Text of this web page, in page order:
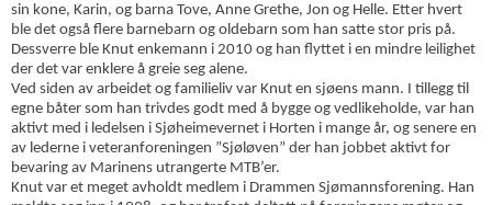
sin kone, Karin, og barna Tove, Anne Grethe, Jon og Helle. Etter hvert
ble det også flere barnebarn og oldebarn som han satte stor pris på.
Dessverre ble Knut enkemann i 2010 og han flyttet i en mindre leilighet
der det var enklere å greie seg alene.
Ved siden av arbeidet og familieliv var Knut en sjøens mann. I tillegg til
egne båter som han trivdes godt med å bygge og vedlikeholde, var han
aktivt med i ledelsen i Sjøheimevernet i Horten i mange år, og senere en
av lederne i veteranforeningen ”Sjøløven” der han jobbet aktivt for
bevaring av Marinens utrangerte MTB’er.
Knut var et meget avholdt medlem i Drammen Sjømannsforening. Han